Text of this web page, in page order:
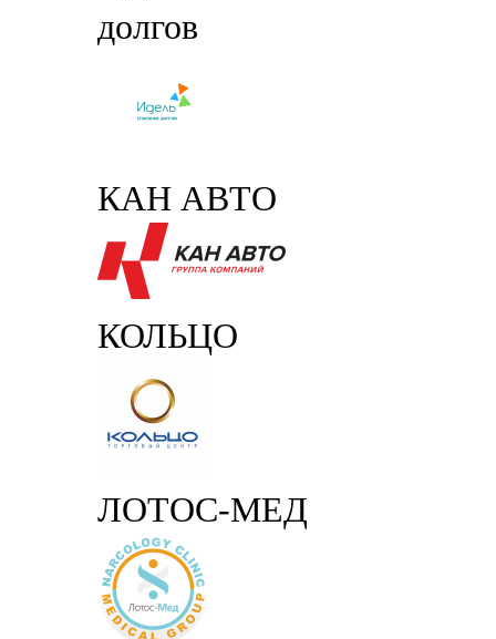
долгов
КАН АВТО
КОЛЬЦО
ЛОТОС-МЕД